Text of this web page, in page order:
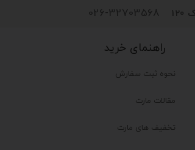
راهنمای خرید
نحوه ثبت سفارش
مقالات مارت
تخفیف های مارت
026-32703568